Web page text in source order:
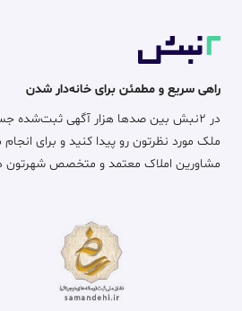
راهی سریع و مطمئن برای خانه‌دار شدن
در ۲نبش بین صدها هزار آگهی
ملک مورد نظرتون رو پیدا کنید و برای
مشاورین املاک معتمد و متخصص شهرتون